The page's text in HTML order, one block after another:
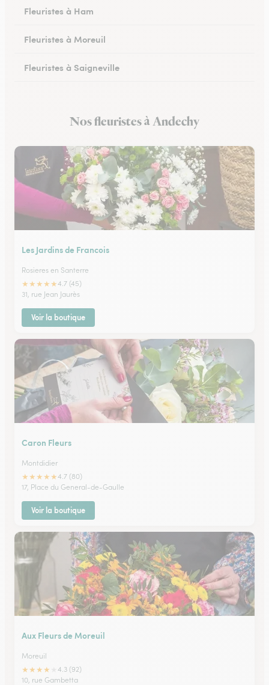
Fleuristes à Ham
Fleuristes à Moreuil
Fleuristes à Saigneville
Fleuristes à CorbieNos fleuristes à Andechy
Les Jardins de Francois
Rosieres en Santerre
★★★★★4.7 (45)
31, rue Jean Jaurès
Voir la boutique
Caron Fleurs
Montdidier
★★★★★4.7 (80)
17, Place du General-de-Gaulle
Voir la boutique
Aux Fleurs de Moreuil
Moreuil
★★★★
4.3 (92)
10, rue Gambetta